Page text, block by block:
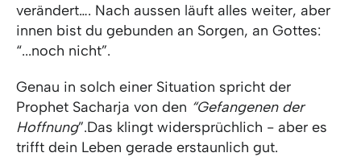
verändert…. Nach aussen läuft alles weiter, aber
innen bist du gebunden an Sorgen, an Gottes:
“...noch nicht”.
Genau in solch einer Situation spricht der
Prophet Sacharja von den “Gefangenen der
Hoffnung”.Das klingt widersprüchlich - aber es
trifft dein Leben gerade erstaunlich gut.